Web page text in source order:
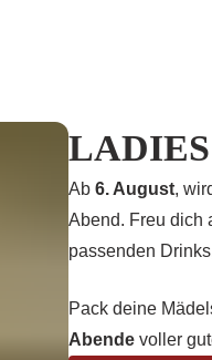
Ab 6. August,
Abend. Freu dich
passenden
Pack deine
Abende voller